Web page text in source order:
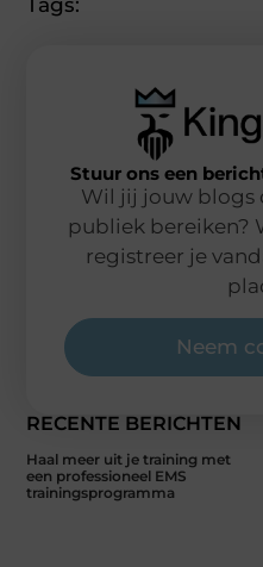
Tags:
RECENTE BERICHTEN
Haal meer uit je training met
een professioneel EMS
trainingsprogramma
Stuur ons een
Wil jij jouw blogs
publiek bereiken?
registreer je
Neem